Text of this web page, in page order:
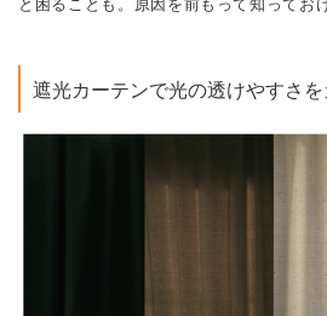
と困ることも。原因を前もって知ってお
遮光カーテンで光の透けやすさ